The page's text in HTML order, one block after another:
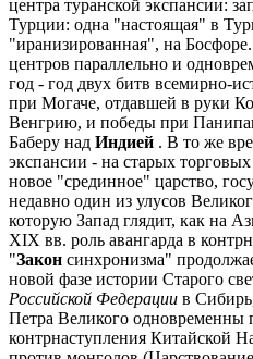
центра туранской экспансии:
Турции: одна "настоящая" в
"иранизированная", на
центров параллельно и
год - год двух битв всемирно-
при Могаче, отдавшей в руки
Венгрию, и победы при
Баберу над Индией . В то же
экспансии - на старых
новое "срединное" царство,
недавно один из улусов
которую Запад глядит, как на
XIX вв. роль авангарда в
"Закон синхронизма"
новой фазе истории Старого
Российской Федерации в
Петра Великого одновременны
контрнаступления Китайской